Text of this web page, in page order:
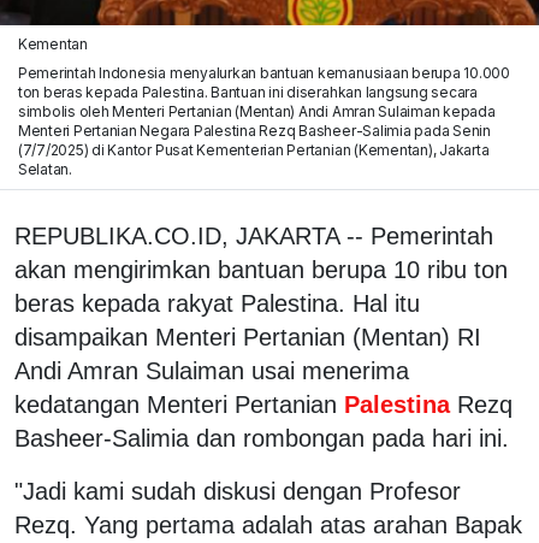
Kementan
Pemerintah Indonesia menyalurkan bantuan kemanusiaan berupa 10.000
ton beras kepada Palestina. Bantuan ini diserahkan langsung secara
simbolis oleh Menteri Pertanian (Mentan) Andi Amran Sulaiman kepada
Menteri Pertanian Negara Palestina Rezq Basheer-Salimia pada Senin
(7/7/2025) di Kantor Pusat Kementerian Pertanian (Kementan), Jakarta
Selatan.
REPUBLIKA.CO.ID, JAKARTA -- Pemerintah
akan mengirimkan bantuan berupa 10 ribu ton
beras kepada rakyat Palestina. Hal itu
disampaikan Menteri Pertanian (Mentan) RI
Andi Amran Sulaiman usai menerima
kedatangan Menteri Pertanian Palestina Rezq
Basheer-Salimia dan rombongan pada hari ini.
"Jadi kami sudah diskusi dengan Profesor
Rezq. Yang pertama adalah atas arahan Bapak